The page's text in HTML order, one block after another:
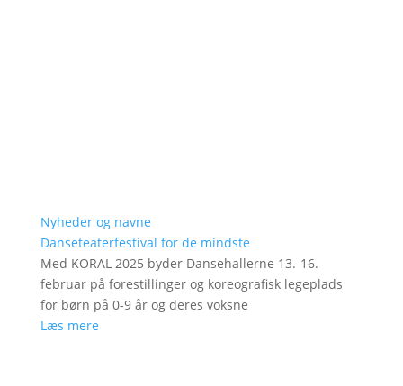
Nyheder og navne
Danseteaterfestival for de mindste
Med KORAL 2025 byder Dansehallerne 13.-16.
februar på forestillinger og koreografisk legeplads
for børn på 0-9 år og deres voksne
Læs mere